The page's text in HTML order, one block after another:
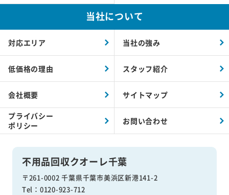
不用品回収クオーレ千葉
〒261-0002 千葉県千葉市美浜区新港141-2
Tel：0120-923-712
当社について
対応エリア 当社の強み
低価格の理由 スタッフ紹介
会社概要 サイトマップ
プライバシー
ポリシー
お問い合わせ